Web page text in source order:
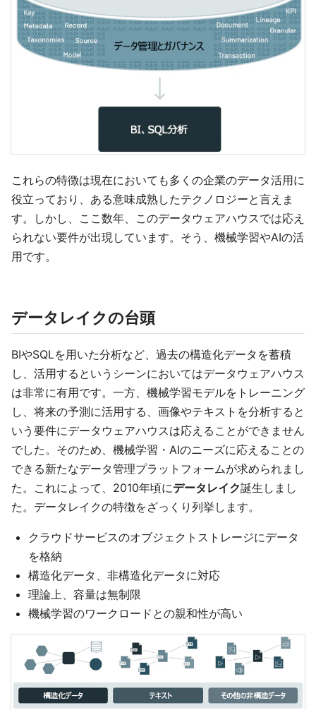
これらの特徴は現在においても多くの企業のデータ活用に
役立っており、ある意味成熟したテクノロジーと言えま
す。しかし、ここ数年、このデータウェアハウスでは応え
られない要件が出現しています。そう、機械学習やAIの活
用です。
データレイクの台頭
BIやSQLを用いた分析など、過去の構造化データを蓄積
し、活用するというシーンにおいてはデータウェアハウス
は非常に有用です。一方、機械学習モデルをトレーニング
し、将来の予測に活用する、画像やテキストを分析すると
いう要件にデータウェアハウスは応えることができません
でした。そのため、機械学習・AIのニーズに応えることの
できる新たなデータ管理プラットフォームが求められまし
た。これによって、2010年頃にデータレイク誕生しまし
た。データレイクの特徴をざっくり列挙します。
クラウドサービスのオブジェクトストレージにデータ
を格納
構造化データ、非構造化データに対応
理論上、容量は無制限
機械学習のワークロードとの親和性が高い